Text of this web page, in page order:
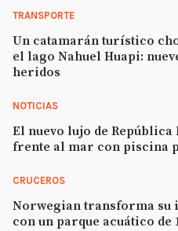
TRANSPORTE
Un catamarán turístico
el lago Nahuel Huapi:
heridos
NOTICIAS
El nuevo lujo de
frente al mar con piscina
CRUCEROS
Norwegian transforma su
con un parque acuático de